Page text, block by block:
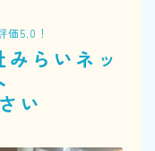
価5.0！
らいネッ
い